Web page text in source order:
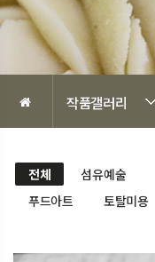
작품갤러리
전체 섬유예술
푸드아트
토탈미용